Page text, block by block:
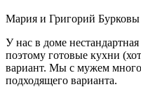
Мария и Григорий Бурковы
У нас в доме
поэтому готовые кухни
вариант. Мы с мужем
подходящего варианта.